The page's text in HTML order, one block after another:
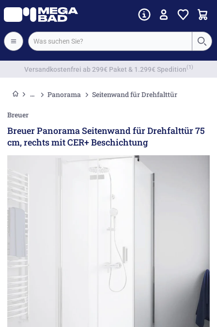
Vorkassenrabatt
Panorama Seitenwand für Drehfalttür
Breuer
Breuer Panorama Seitenwand für Drehfalttür 75
cm, rechts mit CER+ Beschichtung